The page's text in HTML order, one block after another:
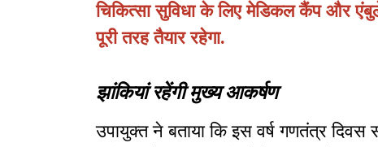
चिकित्सा सुविधा के लिए मेडिकल कैंप और
पूरी तरह तैयार रहेगा.
झांकियां रहेंगी मुख्य आकर्षण
उपायुक्त ने बताया कि इस वर्ष गणतंत्र दिवस